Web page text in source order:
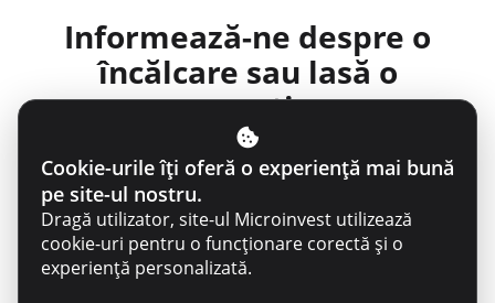
Informează-ne despre o
încălcare sau lasă o
sugestie
Vreau să*
Număr de telefon*
Cookie-urile îți oferă o experiență mai bună
pe site-ul nostru.
Dragă utilizator, site-ul Microinvest utilizează
cookie-uri pentru o funcționare corectă și o
experiență personalizată.